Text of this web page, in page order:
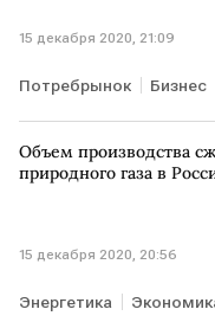
15 декабря 2020, 21:09
Потребрынок Бизнес
производство
Объем производства
природного газа в
15 декабря 2020, 20:56
Энергетика